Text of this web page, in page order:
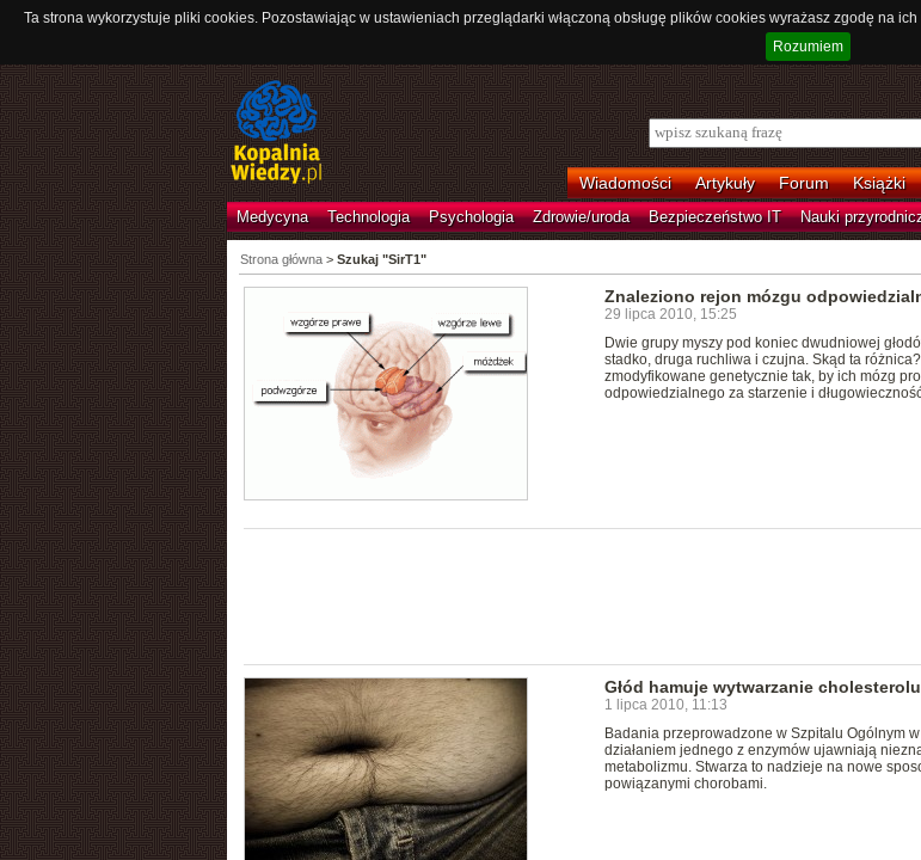
Ta strona wykorzystuje pliki cookies. Pozostawiając w ustawieniach przeglądarki włączoną obsługę plików cookies wyrażasz zgodę na
Rozumiem
Wiadomości Artykuły Forum Książki
Medycyna Technologia Psychologia Zdrowie/uroda Bezpieczeństwo IT Nauki
Strona główna> Szukaj "SirT1"
Znaleziono rejon mózgu
29 lipca 2010, 15:25
Dwie grupy myszy pod koniec dwudniowej
stadko, druga ruchliwa i czujna. Skąd ta
zmodyfikowane genetycznie tak, by ich mózg
odpowiedzialnego za starzenie i
Głód hamuje wytwarzanie cholesterolu
1 lipca 2010, 11:13
Badania przeprowadzone w Szpitalu Ogólnym
działaniem jednego z enzymów ujawniają
metabolizmu. Stwarza to nadzieje na nowe
powiązanymi chorobami.